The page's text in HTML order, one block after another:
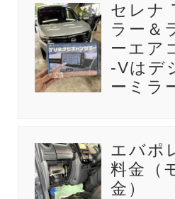
セレナ
ラー＆
ーエア
-Vはデ
ーミラ
エバポ
料金（
金）